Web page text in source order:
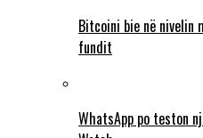
Bitcoini bie në nivelin
fundit
WhatsApp po teston